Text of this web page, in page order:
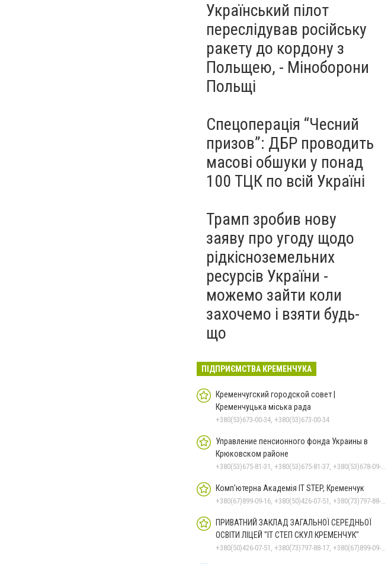
Український пілот
переслідував російську
ракету до кордону з
Польщею, - Міноборони
Польщі
Спецоперація “Чесний
призов”: ДБР проводить
масові обшуки у понад
100 ТЦК по всій Україні
Трамп зробив нову
заяву про угоду щодо
рідкісноземельних
ресурсів України -
можемо зайти коли
захочемо і взяти будь-
що
ПІДПРИЄМСТВА КРЕМЕНЧУКА
Кременчугский городской совет |
Кременчуцька міська рада
+380(53)673-00-34, +380(53)673-00-34
Управление пенсионного фонда Украины в
Крюковском районе
+380(53)675-81-31, +380(53)675-81-37, +380(53)678-09-01, +380(53)675-81-32, +380(53)675-81-40, +380(53)675-81-33, +380(53)675-81-38, +380(53)678-08-87
Комп'ютерна Академія IT STEP, Кременчук
+380(67)899-09-16, +380(50)426-07-51, +380(73)797-88-17
ПРИВАТНИЙ ЗАКЛАД ЗАГАЛЬНОЇ СЕРЕДНЬОЇ
ОСВІТИ ЛІЦЕЙ "ІТ СТЕП СКУЛ КРЕМЕНЧУК"
+380(50)426-07-51, +380(73)797-88-17, +380(67)899-09-16